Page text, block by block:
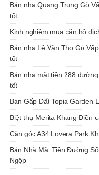
Bán nhà Quang Trung Gò
tốt
Kinh nghiệm mua căn hộ
Bán nhà Lê Văn Thọ Gò
tốt
Bán nhà mặt tiền 288
tốt
Bán Gấp Đất Topia Garden
Biệt thự Merita Khang Điền
Căn góc A34 Lovera Park
Bán Nhà Mặt Tiền Đường
Ngộp